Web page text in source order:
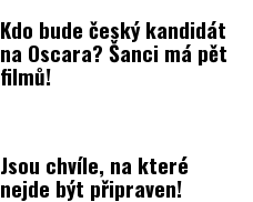
Kdo bude český kandidát
na Oscara? Šanci má pět
filmů!
Jsou chvíle, na které
nejde být připraven!